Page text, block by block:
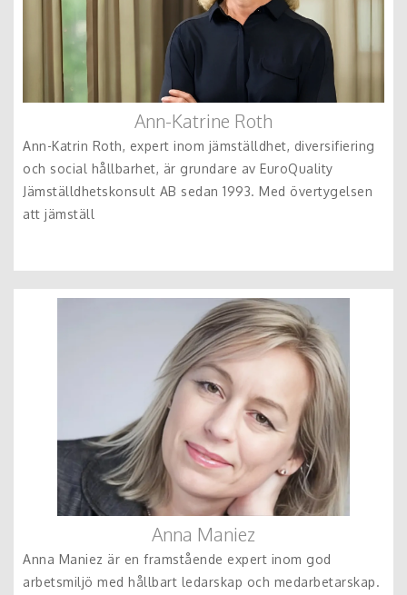
Ann-Katrine Roth
Ann-Katrin Roth, expert inom jämställdhet, diversifiering
och social hållbarhet, är grundare av EuroQuality
Jämställdhetskonsult AB sedan 1993. Med övertygelsen
att jämställ
Anna Maniez
Anna Maniez är en framstående expert inom god
arbetsmiljö med hållbart ledarskap och medarbetarskap.